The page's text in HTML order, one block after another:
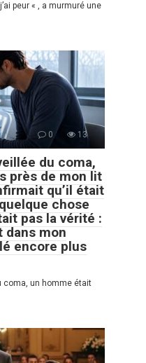
peur « , a murmuré une
0 13
du coma,
près de mon lit
qu’il était
chose
pas la vérité :
dans mon
encore plus
coma, un homme était